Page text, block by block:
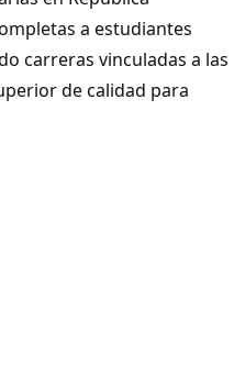
a estudiantes
carreras vinculadas a las
de calidad para